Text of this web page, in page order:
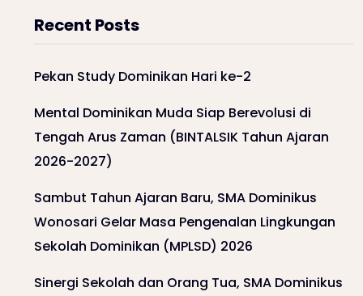
Recent Posts
Pekan Study Dominikan Hari ke-2
Mental Dominikan Muda Siap Berevolusi di
Tengah Arus Zaman (BINTALSIK Tahun Ajaran
2026-2027)
Sambut Tahun Ajaran Baru, SMA Dominikus
Wonosari Gelar Masa Pengenalan Lingkungan
Sekolah Dominikan (MPLSD) 2026
Sinergi Sekolah dan Orang Tua, SMA Dominikus